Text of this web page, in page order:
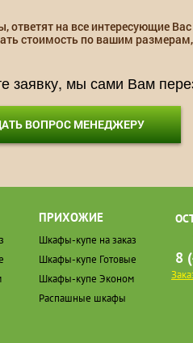
на все интересующие
стоимость по вашим
заявку, мы сами Вам
ВОПРОС МЕНЕДЖЕРУ
ПРИХОЖИЕ
Шкафы-купе на заказ
Шкафы-купе Готовые
Шкафы-купе Эконом
Распашные шкафы
8